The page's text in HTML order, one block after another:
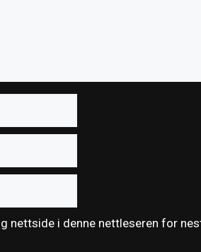
nettside i denne nettleseren for